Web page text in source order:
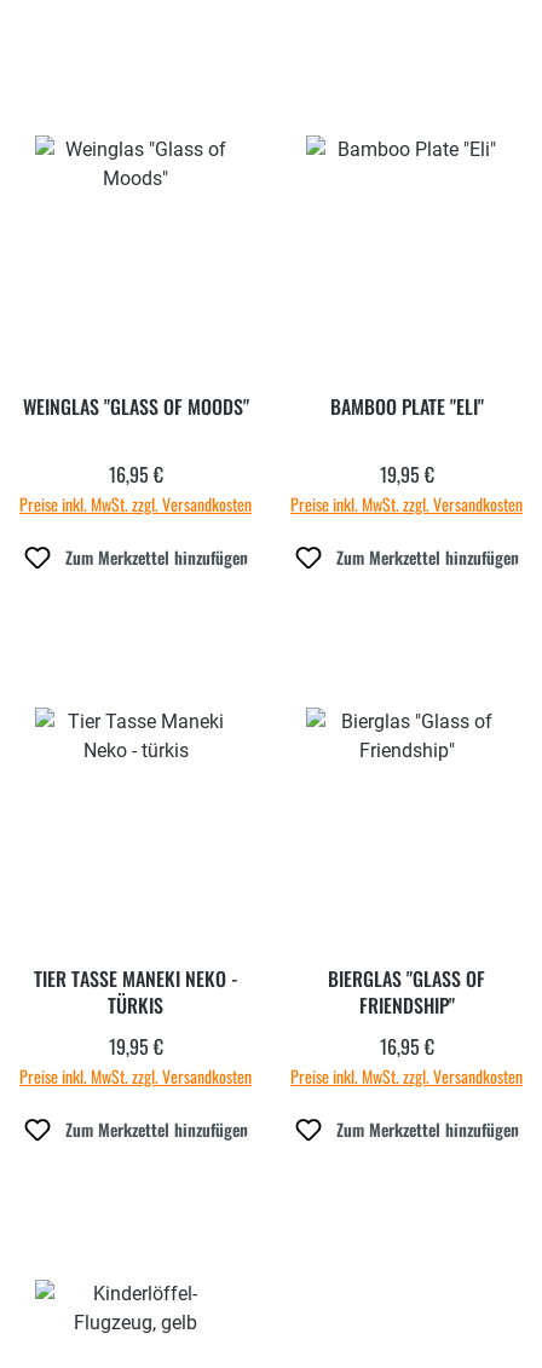
WEINGLAS "GLASS OF MOODS"
Regulärer Preis:
16,95 €
Preise inkl. MwSt. zzgl. Versandkosten
Zum Merkzettel hinzufügen
BAMBOO PLATE "ELI"
Regulärer Preis:
19,95 €
Preise inkl. MwSt. zzgl. Versandkosten
Zum Merkzettel hinzufügen
TIER TASSE MANEKI NEKO -
TÜRKIS
Regulärer Preis:
19,95 €
Preise inkl. MwSt. zzgl. Versandkosten
Zum Merkzettel hinzufügen
BIERGLAS "GLASS OF
FRIENDSHIP"
Regulärer Preis:
16,95 €
Preise inkl. MwSt. zzgl. Versandkosten
Zum Merkzettel hinzufügen